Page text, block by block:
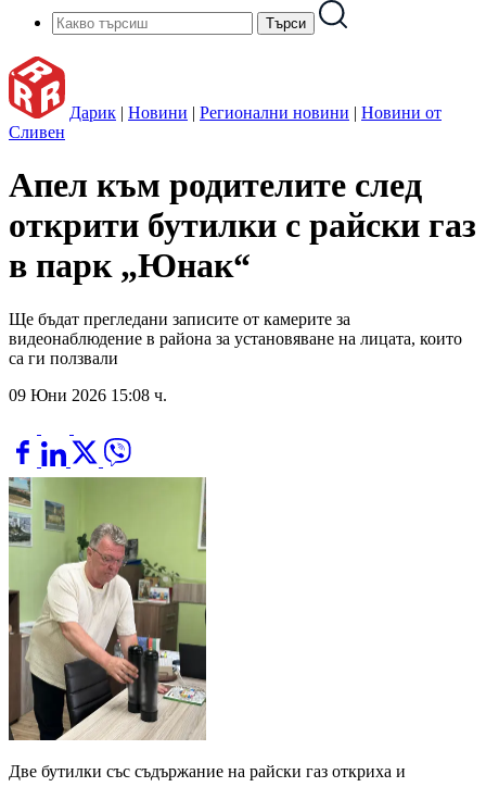
Дарик | Новини | Регионални новини | Новини от
Сливен
Апел към родителите след
открити бутилки с райски газ
в парк „Юнак“
Ще бъдат прегледани записите от камерите за
видеонаблюдение в района за установяване на лицата, които
са ги ползвали
09 Юни 2026 15:08 ч.
Две бутилки със съдържание на райски газ откриха и